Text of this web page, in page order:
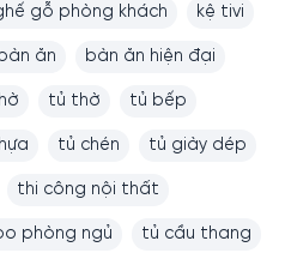
gỗ phòng khách kệ tivi
ăn bàn ăn hiện đại
tủ thờ tủ bếp
tủ chén tủ giày dép
thi công nội thất
phòng ngủ tủ cầu thang